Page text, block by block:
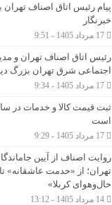
پیام رئیس اتاق اصناف تهران
خبرنگار
17 مرداد 1405 - 9:51
رئیس اتاق اصناف تهران و
اجتماعی شرق تهران بزرگ
17 مرداد 1405 - 9:34
است
17 مرداد 1405 - 9:29
روایت اصناف از آیین
تهران؛ از «خدمت عاشقانه» تا
حال‌وهوای کربلا»
14 مرداد 1405 - 13:12